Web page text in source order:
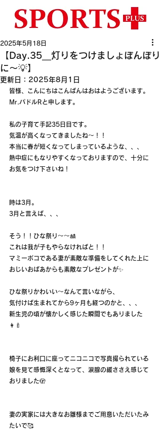
【Day.35__灯りをつけましょぼんぼり
に〜💡】
2025年5月18日
更新日： 2025年8月1日
皆様、こんにちはこんばんはおはようございます。
Mr.パドルRと申します。
私の子育て手記35日目です。
気温が高くなってきましたね〜！！
本当に春が短くなってしまっているような、、、
熱中症にもなりやすくなっておりますので、十分に
お気をつけ下さいね！
時は3月。
3月と言えば、、、
そう！！ひな祭り〜〜🎎
これは我が子もやらなければと！！
マミーポコである妻が素敵な準備をしてくれた上に
おじいおばあからも素敵なプレゼントが✨
ひな祭りかわいい〜なんて言いながら、
気付けば生まれてから9ヶ月も経つのかと、、、
新生児の頃が懐かしく感じた瞬間でもありました
👩‍🍼
椅子にお利口に座ってニコニコで写真撮られている
娘を見て感慨深くとなって、涙腺の緩ささえ感じて
おりました🫣
妻の実家には大きなお雛様までご用意いただいたみ
たいで🥰